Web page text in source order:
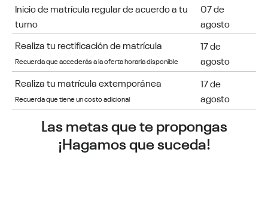
Inicio de matrícula regular de acuerdo a tu
turno
07de
agosto
Realiza tu rectificación de matrícula
Recuerda que accederás a la oferta horaria disponible
17 de
agosto
Realiza tu matrícula extemporánea
Recuerda que tiene un costo adicional
17 de
agosto
Las metas que te propongas
¡Hagamos que suceda!